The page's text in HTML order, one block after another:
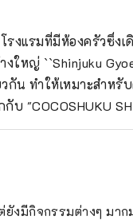
โรงแรมที่มีห้องครัวซึ่
ใหญ่ ``Shinjuku
กัน ทำให้เหมาะสำหรั
"COCOSHUKU
งมีกิจกรรมต่างๆ มา